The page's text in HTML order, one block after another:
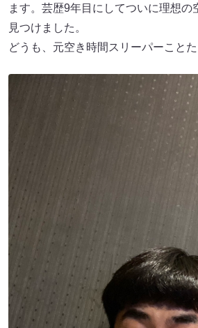
ます。芸歴9年目にしてついに理想の
見つけました。
どうも、元空き時間スリーパーこと